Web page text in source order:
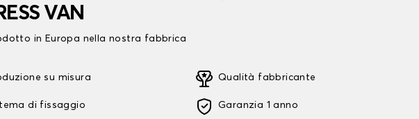
VAN
in Europa nella nostra fabbrica
su misura
di fissaggio
Qualità fabbricante
Garanzia 1 anno